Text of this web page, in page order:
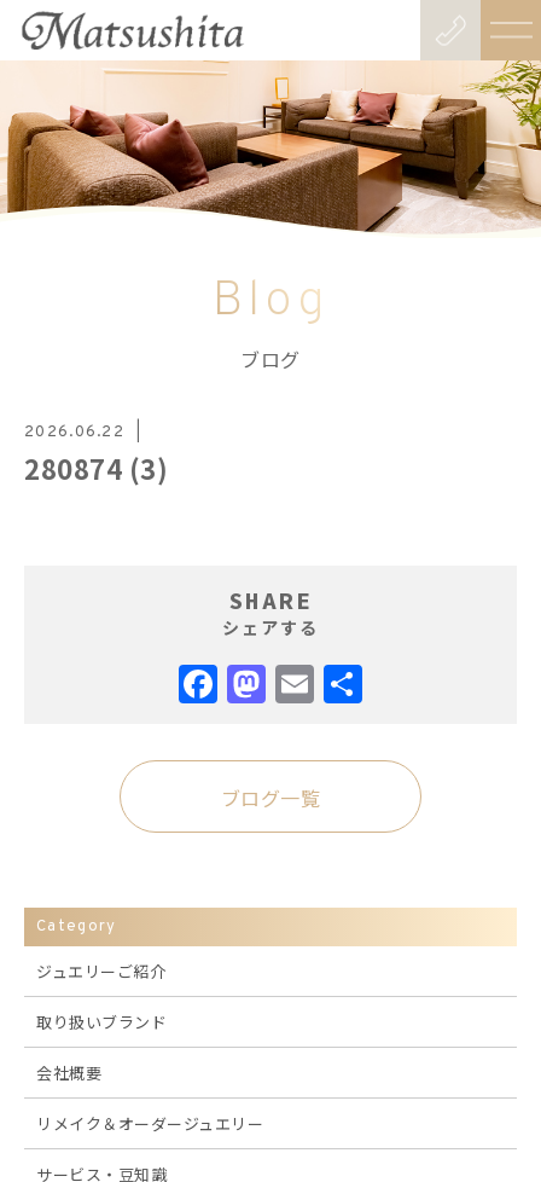
Blog
ブログ
2026.06.22
280874 (3)
SHARE
シェアする
Facebook
Mastodon
Email
ブログ一覧
Category
ジュエリーご紹介
取り扱いブランド
会社概要
リメイク＆オーダージュエリー
サービス・豆知識